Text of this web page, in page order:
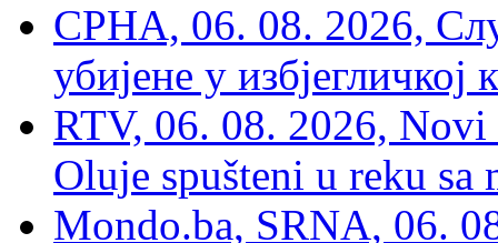
СРНА, 06. 08. 2026,
убијене у избјегличкој
RTV, 06. 08. 2026, Novi
Oluje spušteni u reku sa
Mondo.ba, SRNA, 06.